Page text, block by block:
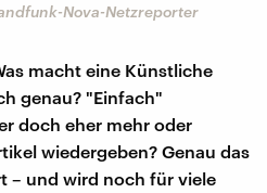
Nova-Netzreporter
macht eine Künstliche
genau? "Einfach"
doch eher mehr oder
wiedergeben? Genau das
– und wird noch für viele